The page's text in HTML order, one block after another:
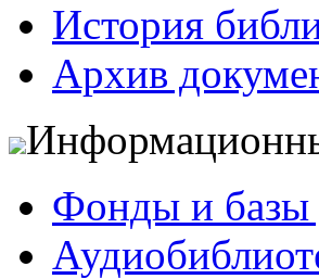
История
Архив
Фонды и базы